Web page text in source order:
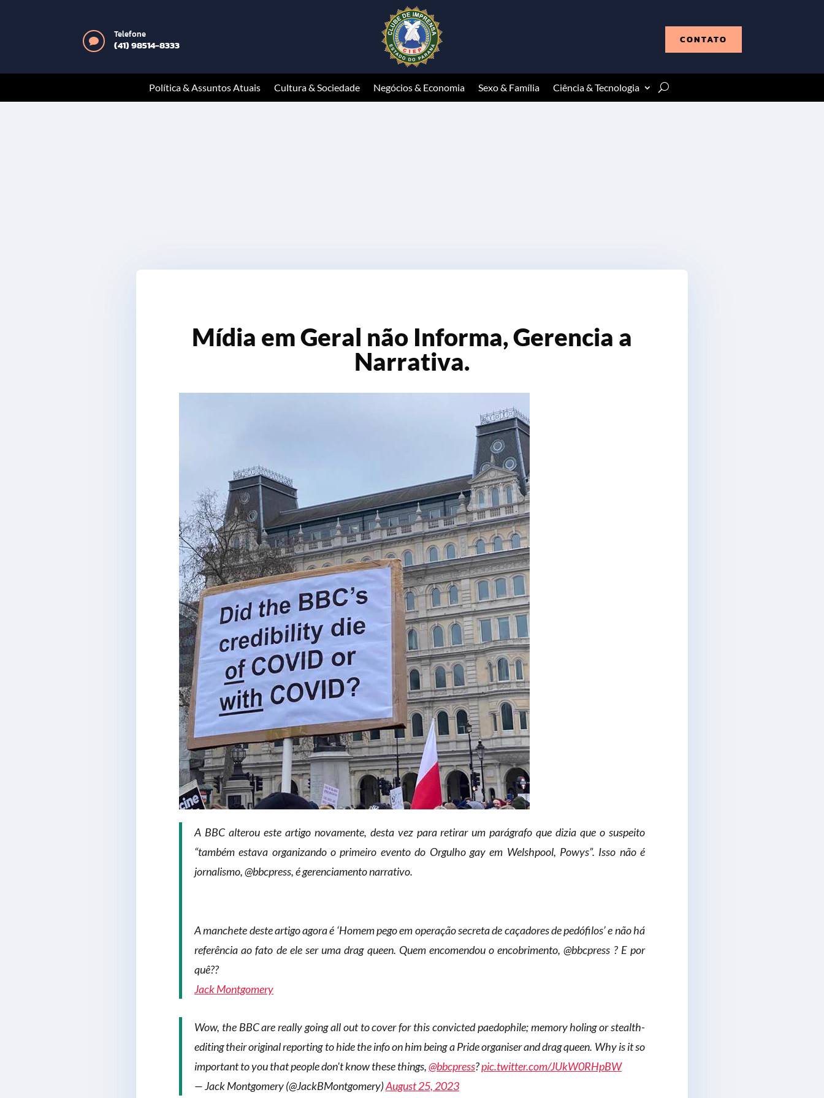

Telefone
(41) 98514-8333 CONTATO
Política & Assuntos Atuais Cultura & Sociedade Negócios & Economia Sexo & Família Ciência & Tecnologia
Mídia em Geral não Informa, Gerencia a
Narrativa.
A BBC alterou este artigo novamente, desta vez para retirar um parágrafo que dizia que o suspeito
“também estava organizando o primeiro evento do Orgulho gay em Welshpool, Powys”. Isso não é
jornalismo, @bbcpress, é gerenciamento narrativo.
A manchete deste artigo agora é ‘Homem pego em operação secreta de caçadores de pedófilos’ e não há
referência ao fato de ele ser uma drag queen. Quem encomendou o encobrimento, @bbcpress ? E por
quê??
Jack Montgomery
Wow, the BBC are really going all out to cover for this convicted paedophile; memory holing or stealth-
editing their original reporting to hide the info on him being a Pride organiser and drag queen. Why is it so
important to you that people don't know these things,@bbcpress?pic.twitter.com/JUkW0RHpBW
— Jack Montgomery (@JackBMontgomery)August 25, 2023